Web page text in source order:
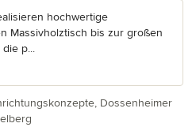
hochwertige
Massivholztisch bis zur großen
p...
Dossenheimer